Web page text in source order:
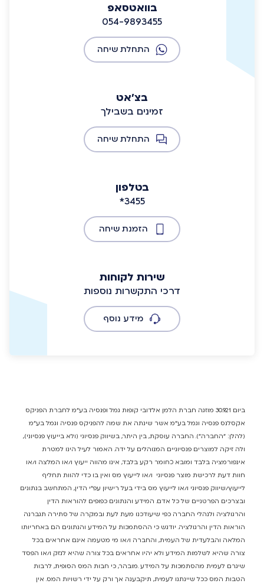
בוואטסאפ
054-9893455
התחלת שיחה
בצ'אט
זמינים בשבילך
התחלת שיחה
בטלפון
*3455
הזמנת שיחה
שירות לקוחות
דרכי התקשרות נוספות
מידע נוסף
ביום 30.9.21 מוזגה חברת הלמן אלדובי קופות גמל ופנסיה בע"מ לחברת הפניקס
אקסלנס פנסיה וגמל בע"מ אשר שינתה את שמה להפניקס פנסיה וגמל בע"מ
(להלן: "החברה"). החברה עוסקת, בין היתר, בשיווק פנסיוני (ולא בייעוץ פנסיוני),
ולה זיקה למוצרים פנסיוניים המנוהלים על ידה. האמור לעיל הינו למטרת
אינפורמציה בלבד ומובא כחומר רקע בלבד, אינו מהווה ייעוץ ו/או המלצה ו/או
חוות דעת לרכישת מוצר פנסיוני ו/או לייעוץ מס ואין בו כדי להוות תחליף
לייעוץ/שיווק פנסיוני ו/או לייעוץ מס בידי בעל רישיון עפ"י הדין, המתחשב בנתונים
ובצרכים הפרטניים של כל אדם. המידע והנתונים כפופים להוראות הדין
והרגולציה ולנהלי החברה כפי שיעודכנו מעת לעת ובמקרה של סתירה תגברנה
הוראות הדין והרגולציה. יודגש כי ההסתמכות על המידע והנתונים הם באחריותו
המלאה והבלעדית של העמית, והחברה ו/או מי מטעמה אינם אחראים בכל
צורה שהיא לשלמות המידע ולא יהיו אחראים בכל צורה שהיא לנזק ו/או הפסד
שיגרם לעמית מהסתמכות על המידע .מובהר, כי חבות המס הסופית, לרבות
הטבות המס ככל שיינתנו לעמית, תיקבענה אך ורק על ידי רשויות המס. אין